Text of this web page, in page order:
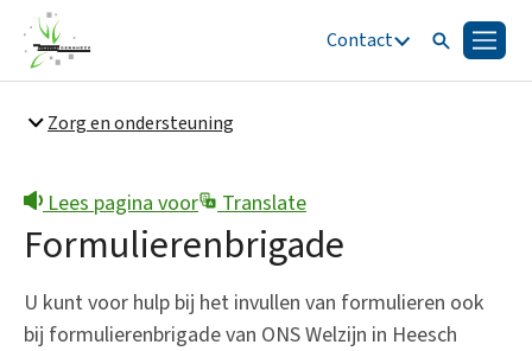
Contact ZoekenMenu
Snel naar
Bestuur en organisatie
Zorg en ondersteuning
Lees pagina voor Translate
Formulierenbrigade
U kunt voor hulp bij het invullen van formulieren ook
bij formulierenbrigade van ONS Welzijn in Heesch